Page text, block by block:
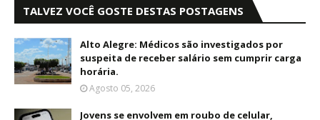
TALVEZ VOCÊ GOSTE DESTAS POSTAGENS
Alto Alegre: Médicos são investigados por
suspeita de receber salário sem cumprir carga
horária.
Agosto 05, 2026
Jovens se envolvem em roubo de celular,